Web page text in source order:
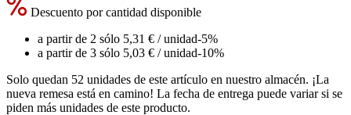
Descuento por cantidad disponible
a partir de 2 sólo 5,31 € / unidad-5%
a partir de 3 sólo 5,03 € / unidad-10%
Solo quedan 52 unidades de este artículo en nuestro almacén. ¡La
nueva remesa está en camino! La fecha de entrega puede variar si se
piden más unidades de este producto.